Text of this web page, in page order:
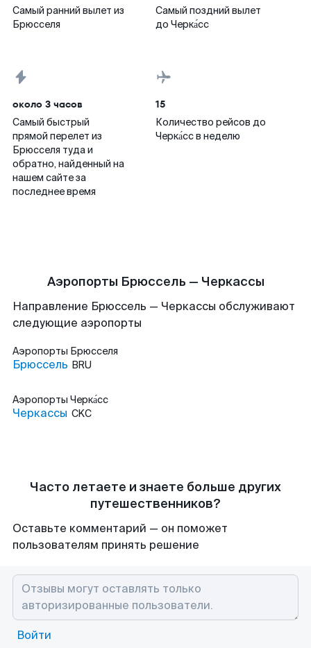
Самый ранний вылет из
Брюсселя
Самый поздний вылет
до Черка́сс
около 3 часов
Самый быстрый
прямой перелет из
Брюсселя туда и
обратно, найденный на
нашем сайте за
последнее время
15
Количество рейсов до
Черка́сс в неделю
Аэропорты Брюссель — Черкассы
Направление Брюссель — Черкассы обслуживают
следующие аэропорты
Аэропорты Брюсселя
Брюссель BRU
Аэропорты Черка́сс
Черкассы CKC
Часто летаете и знаете больше других
путешественников?
Оставьте комментарий — он поможет
пользователям принять решение
Войти